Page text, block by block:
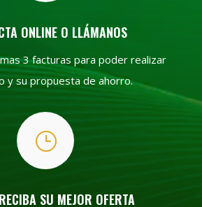
ONLINE O LLÁMANOS
3 facturas para poder realizar
y su propuesta de ahorro.
}
SU MEJOR OFERTA